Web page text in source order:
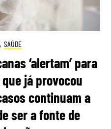
, SAÚDE
‘alertam’ para
já provocou
continuam a
ser a fonte de